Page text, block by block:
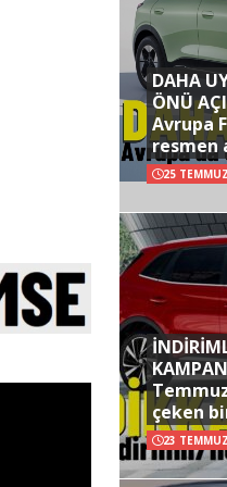
DAHA
ÖNÜ
Avrupa
resmen
25
çeken
23